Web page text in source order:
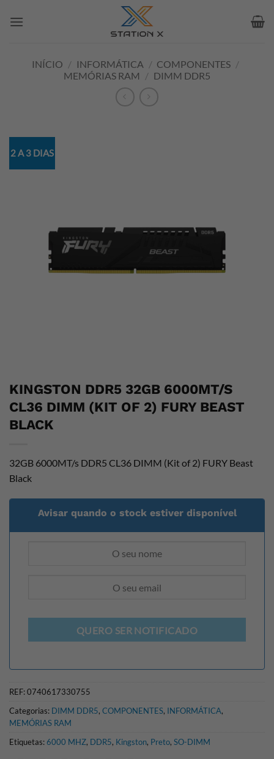
INÍCIO / INFORMÁTICA / COMPONENTES /
MEMÓRIAS RAM / DIMM DDR5
2 A 3 DIAS
KINGSTON DDR5 32GB 6000MT/S
CL36 DIMM (KIT OF 2) FURY BEAST
BLACK
32GB 6000MT/s DDR5 CL36 DIMM (Kit of 2) FURY Beast
Black
Avisar quando o stock estiver disponível
QUERO SER NOTIFICADO
REF:0740617330755
Categorias: DIMM DDR5, COMPONENTES, INFORMÁTICA,
MEMÓRIAS RAM
Etiquetas:6000 MHZ, DDR5, Kingston, Preto, SO-DIMM